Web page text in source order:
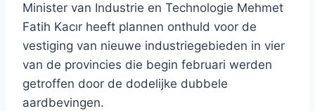
Minister van Industrie en Technologie Mehmet
Fatih Kacır heeft plannen onthuld voor de
vestiging van nieuwe industriegebieden in vier
van de provincies die begin februari werden
getroffen door de dodelijke dubbele
aardbevingen.